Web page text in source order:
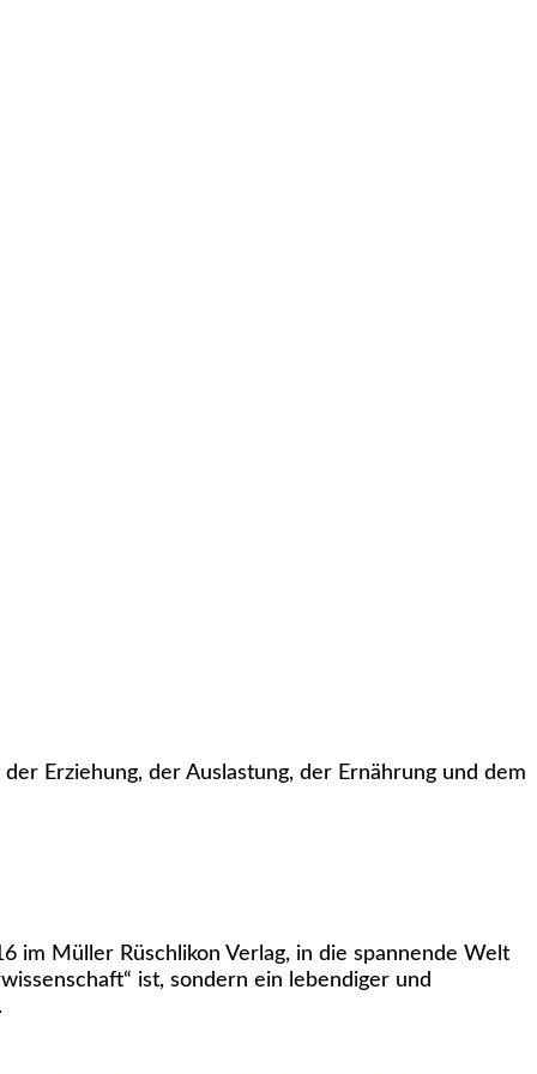
Erziehung, der Auslastung, der Ernährung und dem
im Müller Rüschlikon Verlag, in die spannende Welt
ist, sondern ein lebendiger und